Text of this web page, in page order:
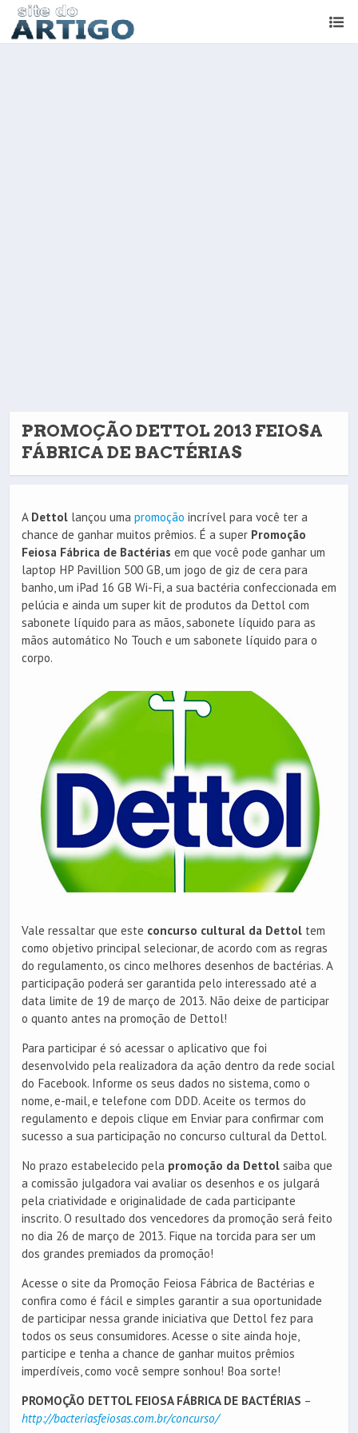
PROMOÇÃO DETTOL 2013 FEIOSA
FÁBRICA DE BACTÉRIAS
A Dettol lançou uma promoção incrível para você ter a
chance de ganhar muitos prêmios. É a super Promoção
Feiosa Fábrica de Bactérias em que você pode ganhar um
laptop HP Pavillion 500 GB, um jogo de giz de cera para
banho, um iPad 16 GB Wi-Fi, a sua bactéria confeccionada em
pelúcia e ainda um super kit de produtos da Dettol com
sabonete líquido para as mãos, sabonete líquido para as
mãos automático No Touch e um sabonete líquido para o
corpo.
Vale ressaltar que este concurso cultural da Dettol tem
como objetivo principal selecionar, de acordo com as regras
do regulamento, os cinco melhores desenhos de bactérias. A
participação poderá ser garantida pelo interessado até a
data limite de 19 de março de 2013. Não deixe de participar
o quanto antes na promoção de Dettol!
Para participar é só acessar o aplicativo que foi
desenvolvido pela realizadora da ação dentro da rede social
do Facebook. Informe os seus dados no sistema, como o
nome, e-mail, e telefone com DDD. Aceite os termos do
regulamento e depois clique em Enviar para confirmar com
sucesso a sua participação no concurso cultural da Dettol.
No prazo estabelecido pela promoção da Dettol saiba que
a comissão julgadora vai avaliar os desenhos e os julgará
pela criatividade e originalidade de cada participante
inscrito. O resultado dos vencedores da promoção será feito
no dia 26 de março de 2013. Fique na torcida para ser um
dos grandes premiados da promoção!
Acesse o site da Promoção Feiosa Fábrica de Bactérias e
confira como é fácil e simples garantir a sua oportunidade
de participar nessa grande iniciativa que Dettol fez para
todos os seus consumidores. Acesse o site ainda hoje,
participe e tenha a chance de ganhar muitos prêmios
imperdíveis, como você sempre sonhou! Boa sorte!
PROMOÇÃO DETTOL FEIOSA FÁBRICA DE BACTÉRIAS –
http://bacteriasfeiosas.com.br/concurso/